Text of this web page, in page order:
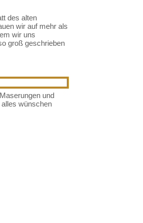
des alten
wir auf mehr als
wir uns
groß geschrieben
und
wünschen